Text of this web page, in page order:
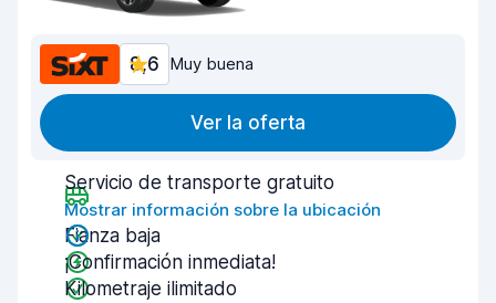
8,6 Muy buena
Ver la oferta
Servicio de transporte gratuito
Mostrar información sobre la ubicación
Fianza baja
¡Confirmación inmediata!
Kilometraje ilimitado